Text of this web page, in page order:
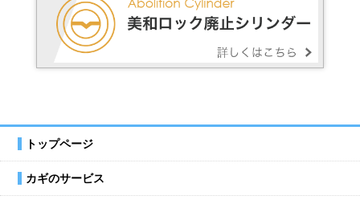
トップページ
カギのサービス